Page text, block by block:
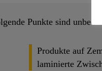
Punkte sind
Produkte auf
laminierte